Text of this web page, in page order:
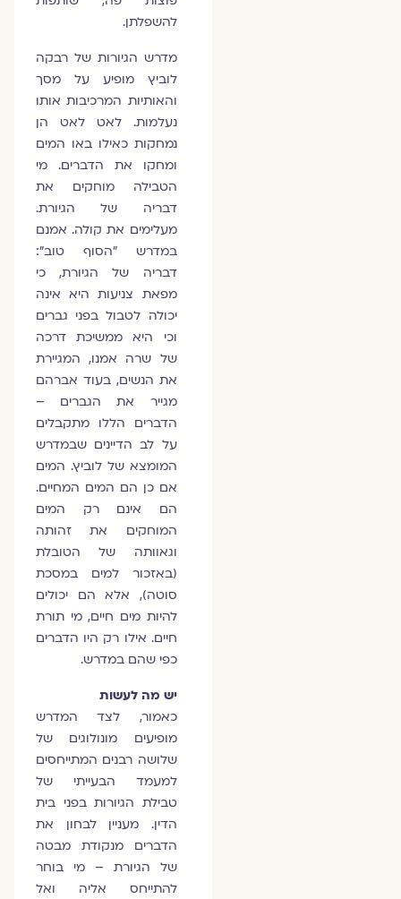
להשפלתן.
מדרש הגיורות של רבקה
לוביץ מופיע על מסך
והאותיות המרכיבות אותו
נעלמות. לאט לאט הן
נמחקות כאילו באו המים
ומחקו את הדברים. מי
הטבילה מוחקים את
דבריה של הגיורת.
מעלימים את קולה. אמנם
במדרש "הסוף טוב":
דבריה של הגיורת, כי
מפאת צניעות היא אינה
יכולה לטבול בפני גברים
וכי היא ממשיכת דרכה
של שרה אמנו, המגיירת
את הנשים, בעוד אברהם
מגייר את הגברים –
הדברים הללו מתקבלים
על לב הדיינים שבמדרש
המומצא של לוביץ. המים
אם כן הם המים המחיים.
הם אינם רק המים
המוחקים את זהותה
וגאוותה של הטובלת
(באזכור למים במסכת
סוטה), אלא הם יכולים
להיות מים חיים, מי תורת
חיים. אילו רק היו הדברים
כפי שהם במדרש.
יש מה לעשות
כאמור, לצד המדרש
מופיעים מונולוגים של
שלושה רבנים המתייחסים
למעמד הבעייתי של
טבילת הגיורות בפני בית
הדין. מעניין לבחון את
הדברים מנקודת מבטה
של הגיורת – מי בוחר
להתייחס אליה ואל